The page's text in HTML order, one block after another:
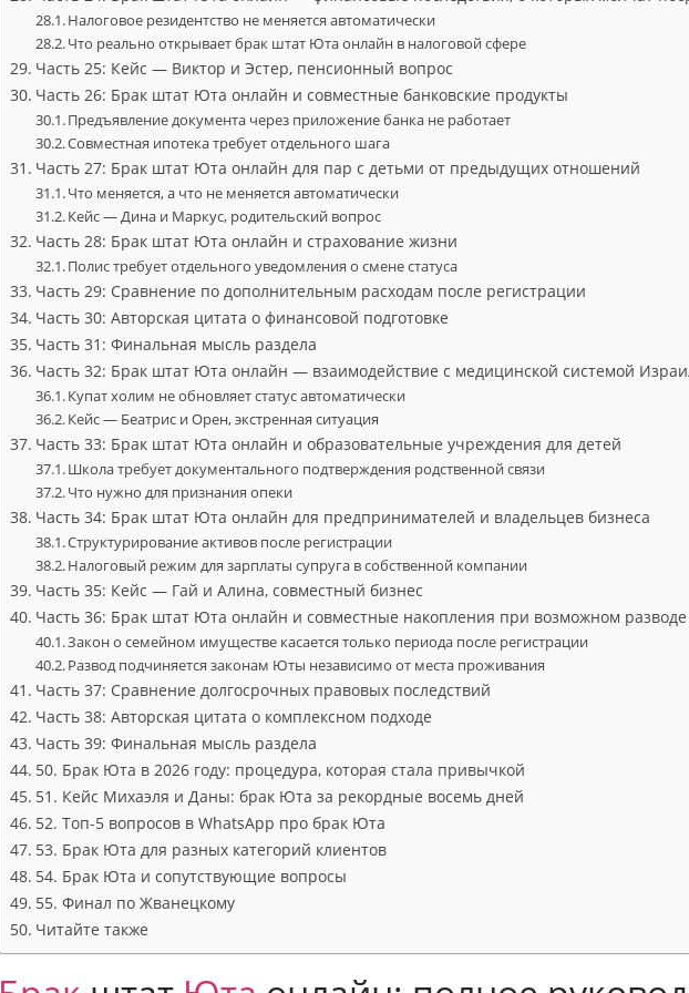
Налоговое резидентство не меняется автоматически
Что реально открывает брак штат Юта онлайн в налоговой сфере
Часть 25: Кейс — Виктор и Эстер, пенсионный вопрос
Часть 26: Брак штат Юта онлайн и совместные банковские продукты
Предъявление документа через приложение банка не работает
Совместная ипотека требует отдельного шага
Часть 27: Брак штат Юта онлайн для пар с детьми от предыдущих отношений
Что меняется, а что не меняется автоматически
Кейс — Дина и Маркус, родительский вопрос
Часть 28: Брак штат Юта онлайн и страхование жизни
Полис требует отдельного уведомления о смене статуса
Часть 29: Сравнение по дополнительным расходам после регистрации
Часть 30: Авторская цитата о финансовой подготовке
Часть 31: Финальная мысль раздела
Часть 32: Брак штат Юта онлайн — взаимодействие с медицинской системой
Купат холим не обновляет статус автоматически
Кейс — Беатрис и Орен, экстренная ситуация
Часть 33: Брак штат Юта онлайн и образовательные учреждения для детей
Школа требует документального подтверждения родственной связи
Что нужно для признания опеки
Часть 34: Брак штат Юта онлайн для предпринимателей и владельцев бизнеса
Структурирование активов после регистрации
Налоговый режим для зарплаты супруга в собственной компании
Часть 35: Кейс — Гай и Алина, совместный бизнес
Часть 36: Брак штат Юта онлайн и совместные накопления при возможном разводе
Закон о семейном имуществе касается только периода после регистрации
Развод подчиняется законам Юты независимо от места проживания
Часть 37: Сравнение долгосрочных правовых последствий
Часть 38: Авторская цитата о комплексном подходе
Часть 39: Финальная мысль раздела
50. Брак Юта в 2026 году: процедура, которая стала привычкой
51. Кейс Михаэля и Даны: брак Юта за рекордные восемь дней
52. Топ-5 вопросов в WhatsApp про брак Юта
53. Брак Юта для разных категорий клиентов
54. Брак Юта и сопутствующие вопросы
55. Финал по Жванецкому
Читайте также